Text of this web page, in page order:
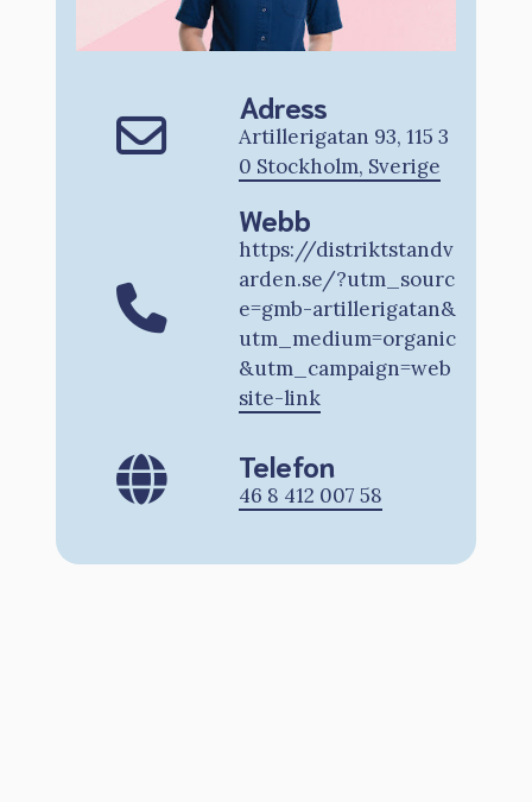
Adress
Artillerigatan 93, 115 3
0 Stockholm, Sverige
Webb
https://distriktstandv
arden.se/?utm_sourc
e=gmb-artillerigatan&
utm_medium=organic
&utm_campaign=web
site-link
Telefon
46 8 412 007 58